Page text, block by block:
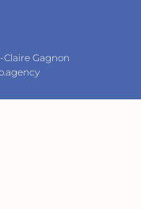
Claire Gagnon